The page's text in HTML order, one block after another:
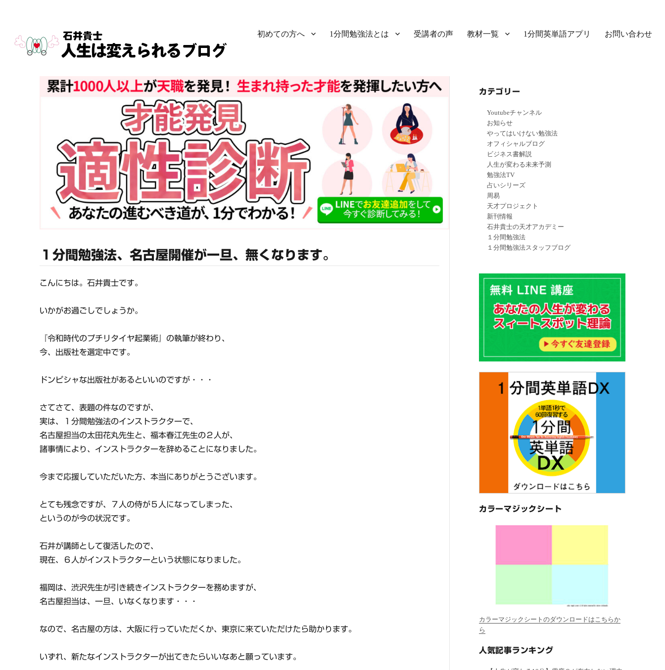
初めての方へ 1分間勉強法とは 受講者の声 教材一覧 1分間英単語アプリ お問い合わせ
１分間勉強法、名古屋開催が一旦、無くなります。
こんにちは。石井貴士です。
いかがお過ごしでしょうか。
『令和時代のプチリタイヤ起業術』の執筆が終わり、
今、出版社を選定中です。
ドンピシャな出版社があるといいのですが・・・
さてさて、表題の件なのですが、
実は、１分間勉強法のインストラクターで、
名古屋担当の太田花丸先生と、福本春江先生の２人が、
諸事情により、インストラクターを辞めることになりました。
今まで応援していただいた方、本当にありがとうございます。
とても残念ですが、７人の侍が５人になってしまった、
というのが今の状況です。
石井が講師として復活したので、
現在、６人がインストラクターという状態になりました。
福岡は、渋沢先生が引き続きインストラクターを務めますが、
名古屋担当は、一旦、いなくなります・・・
なので、名古屋の方は、大阪に行っていただくか、東京に来ていただけたら助かります。
いずれ、新たなインストラクターが出てきたらいいなあと願っています。
カテゴリー
Youtubeチャンネル
お知らせ
やってはいけない勉強法
オフィシャルブログ
ビジネス書解説
人生が変わる未来予測
勉強法TV
占いシリーズ
周易
天才プロジェクト
新刊情報
石井貴士の天才アカデミー
１分間勉強法
１分間勉強法スタッフブログ
カラーマジックシート
カラーマジックシートのダウンロードはこちらか
ら
人気記事ランキング